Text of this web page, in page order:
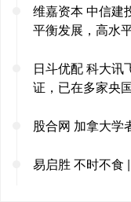
维嘉资本 中信建
平衡发展，高水
日斗优配 科大讯
证，已在多家央
股合网 加拿大学
易启胜 不时不食